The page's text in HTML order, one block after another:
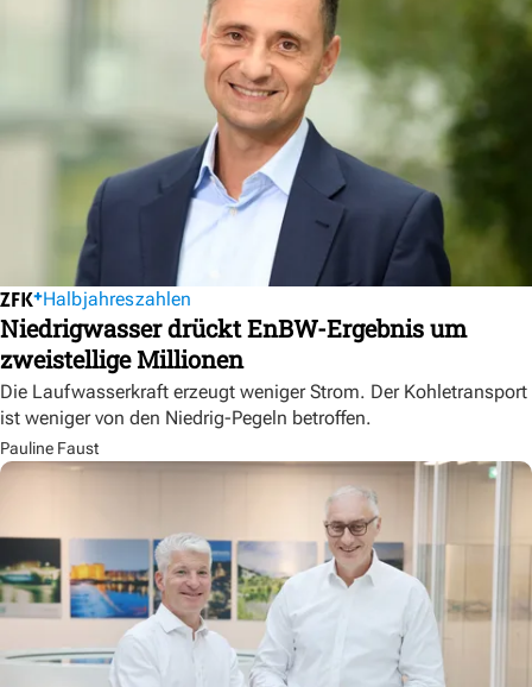
Halbjahreszahlen
Niedrigwasser drückt EnBW-Ergebnis um
zweistellige Millionen
Die Laufwasserkraft erzeugt weniger Strom. Der Kohletransport
ist weniger von den Niedrig-Pegeln betroffen.
Pauline Faust